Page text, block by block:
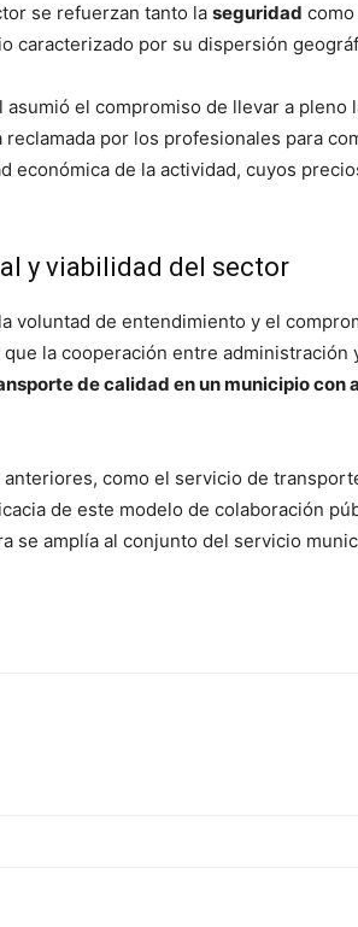
se refuerzan tanto la seguridad como
caracterizado por su dispersión
el compromiso de llevar a pleno
reclamada por los profesionales para
económica de la actividad, cuyos
y viabilidad del sector
voluntad de entendimiento y el
la cooperación entre administración
de calidad en un municipio con
como el servicio de
de este modelo de colaboración
se amplía al conjunto del servicio